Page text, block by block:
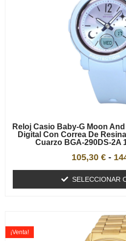
Reloj Casio Baby-G Moon
Digital Con Correa De
Cuarzo BGA-290DS-2A
105,30 € -
SELECCIONAR
¡Venta!